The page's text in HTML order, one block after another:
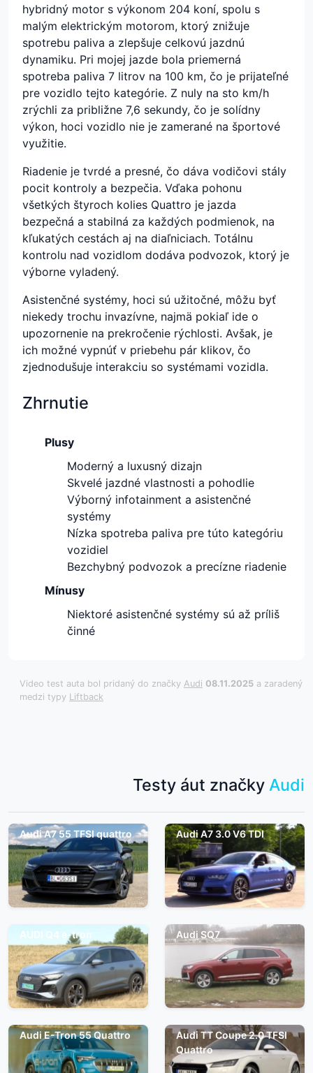
hybridný motor s výkonom 204 koní, spolu s
malým elektrickým motorom, ktorý znižuje
spotrebu paliva a zlepšuje celkovú jazdnú
dynamiku. Pri mojej jazde bola priemerná
spotreba paliva 7 litrov na 100 km, čo je prijateľné
pre vozidlo tejto kategórie. Z nuly na sto km/h
zrýchli za približne 7,6 sekundy, čo je solídny
výkon, hoci vozidlo nie je zamerané na športové
využitie.
Riadenie je tvrdé a presné, čo dáva vodičovi stály
pocit kontroly a bezpečia. Vďaka pohonu
všetkých štyroch kolies Quattro je jazda
bezpečná a stabilná za každých podmienok, na
kľukatých cestách aj na diaľniciach. Totálnu
kontrolu nad vozidlom dodáva podvozok, ktorý je
výborne vyladený.
Asistenčné systémy, hoci sú užitočné, môžu byť
niekedy trochu invazívne, najmä pokiaľ ide o
upozornenie na prekročenie rýchlosti. Avšak, je
ich možné vypnúť v priebehu pár klikov, čo
zjednodušuje interakciu so systémami vozidla.
Zhrnutie
Plusy
Moderný a luxusný dizajn
Skvelé jazdné vlastnosti a pohodlie
Výborný infotainment a asistenčné
systémy
Nízka spotreba paliva pre túto kategóriu
vozidiel
Bezchybný podvozok a precízne riadenie
Mínusy
Niektoré asistenčné systémy sú až príliš
činné
Video test auta bol pridaný do značky Audi 08.11.2025 a zaradený
medzi typy Liftback
Testy áut značky Audi
Audi A7 55 TFSI quattro Audi A7 3.0 V6 TDI
AUDI Q4 e-tron Audi SQ7
Audi E-Tron 55 Quattro
Audi TT Coupe 2.0 TFSI
Quattro